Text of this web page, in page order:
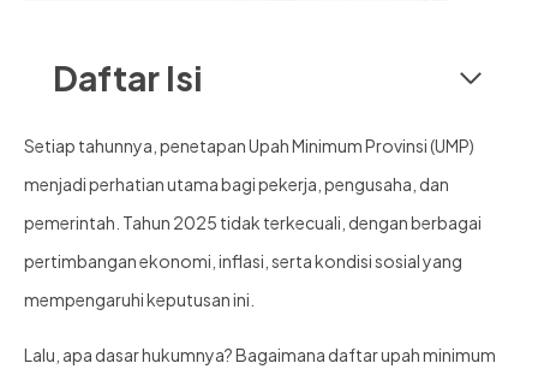
Daftar Isi
Setiap tahunnya, penetapan Upah Minimum Provinsi (UMP)
menjadi perhatian utama bagi pekerja, pengusaha, dan
pemerintah. Tahun 2025 tidak terkecuali, dengan berbagai
pertimbangan ekonomi, inflasi, serta kondisi sosial yang
mempengaruhi keputusan ini.
Lalu, apa dasar hukumnya? Bagaimana daftar upah minimum